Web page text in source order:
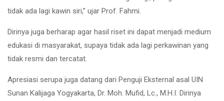
tidak ada lagi kawin siri,” ujar Prof. Fahmi.
Dirinya juga berharap agar hasil riset ini dapat menjadi medium
edukasi di masyarakat, supaya tidak ada lagi perkawinan yang
tidak resmi dan tercatat.
Apresiasi serupa juga datang dari Penguji Eksternal asal UIN
Sunan Kalijaga Yogyakarta, Dr. Moh. Mufid, Lc., M.H.I. Dirinya